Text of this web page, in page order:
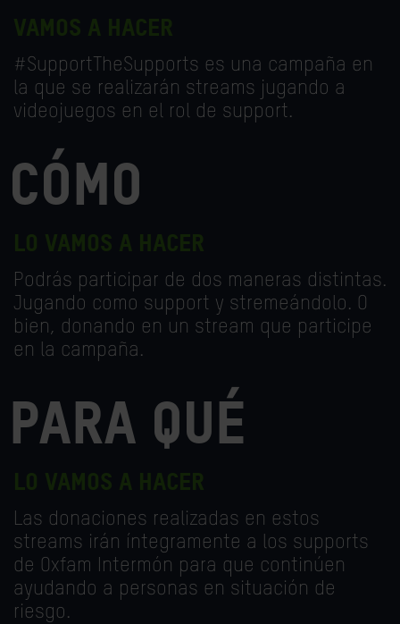
VAMOS A HACER
#SupportTheSupports es una campaña en
la que se realizarán streams jugando a
videojuegos en el rol de support.
CÓMO
lo vamos a hacer
Podrás participar de dos maneras distintas.
Jugando como support y stremeándolo. O
bien, donando en un stream que participe
en la campaña.
PARA QUÉ
lo vamos a hacer
Las donaciones realizadas en estos
streams irán íntegramente a los supports
de Oxfam Intermón para que continúen
ayudando a personas en situación de
riesgo.